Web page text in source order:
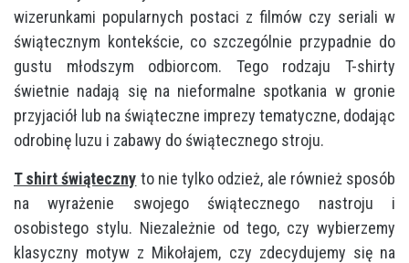
wizerunkami popularnych postaci z filmów czy seriali w
świątecznym kontekście, co szczególnie przypadnie do
gustu młodszym odbiorcom. Tego rodzaju T-shirty
świetnie nadają się na nieformalne spotkania w gronie
przyjaciół lub na świąteczne imprezy tematyczne, dodając
odrobinę luzu i zabawy do świątecznego stroju.
T shirt świąteczny to nie tylko odzież, ale również sposób
na wyrażenie swojego świątecznego nastroju i
osobistego stylu. Niezależnie od tego, czy wybierzemy
klasyczny motyw z Mikołajem, czy zdecydujemy się na